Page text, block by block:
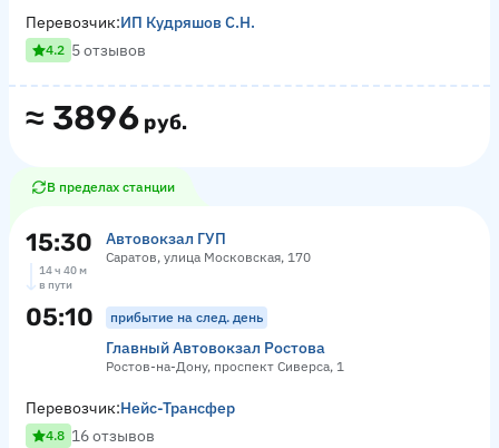
≈ 3896 руб.
Перевозчик:ИП Кудряшов С.Н.
4.2 5 отзывов
В пределах станции
15:30 Автовокзал ГУП
Саратов, улица Московская, 170
14 ч 40 м
в пути
05:10 прибытие на след. день
Главный Автовокзал Ростова
Ростов-на-Дону, проспект Сиверса, 1
Перевозчик:Нейс-Трансфер
4.8 16 отзывов